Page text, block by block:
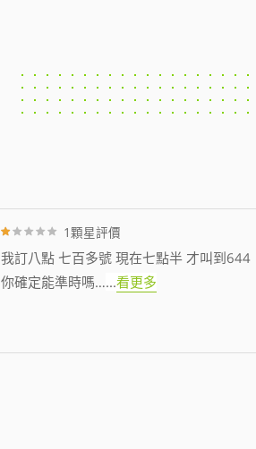
1顆星評價
我訂八點 七百多號 現在七點半 才叫到644
你確定能準時嗎…...看更多